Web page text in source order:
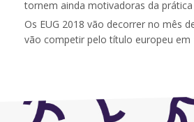
tornem ainda motivadoras da
Os EUG 2018 vão decorrer no mês
vão competir pelo título europeu em